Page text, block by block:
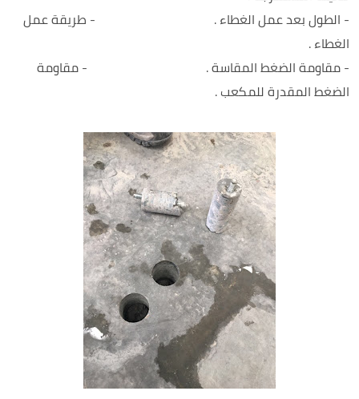
- الطول بعد عمل الغطاء . - طريقة عمل
الغطاء .
- مقاومة الضغط المقاسة . - مقاومة
الضغط المقدرة للمكعب .